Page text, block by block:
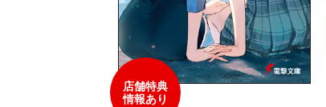
店舗特典
情報あり